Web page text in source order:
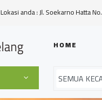
Lokasi anda : Jl. Soekarno Hatta
HOME